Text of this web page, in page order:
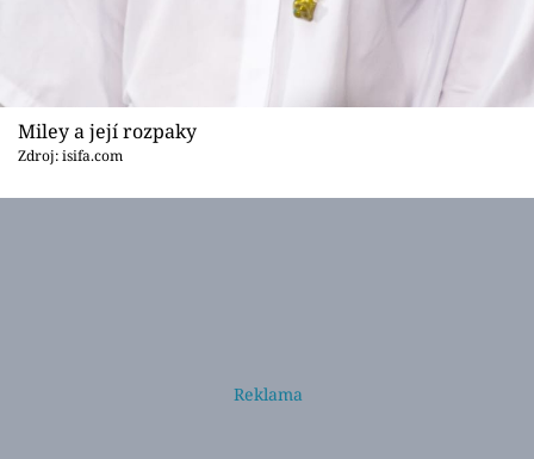
Miley a její rozpaky
Zdroj: isifa.com